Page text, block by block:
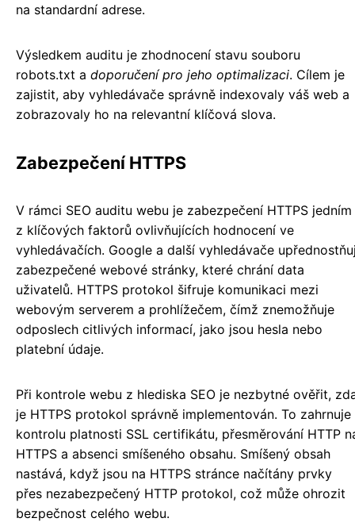
na standardní adrese.
Výsledkem auditu je zhodnocení stavu souboru
robots.txt a doporučení pro jeho optimalizaci. Cílem je
zajistit, aby vyhledávače správně indexovaly váš web a
zobrazovaly ho na relevantní klíčová slova.
Zabezpečení HTTPS
V rámci SEO auditu webu je zabezpečení HTTPS jedním
z klíčových faktorů ovlivňujících hodnocení ve
vyhledávačích. Google a další vyhledávače
zabezpečené webové stránky, které chrání data
uživatelů. HTTPS protokol šifruje komunikaci mezi
webovým serverem a prohlížečem, čímž znemožňuje
odposlech citlivých informací, jako jsou hesla nebo
platební údaje.
Při kontrole webu z hlediska SEO je nezbytné ověřit,
je HTTPS protokol správně implementován. To zahrnuje
kontrolu platnosti SSL certifikátu, přesměrování HTTP
HTTPS a absenci smíšeného obsahu. Smíšený obsah
nastává, když jsou na HTTPS stránce načítány prvky
přes nezabezpečený HTTP protokol, což může ohrozit
bezpečnost celého webu.